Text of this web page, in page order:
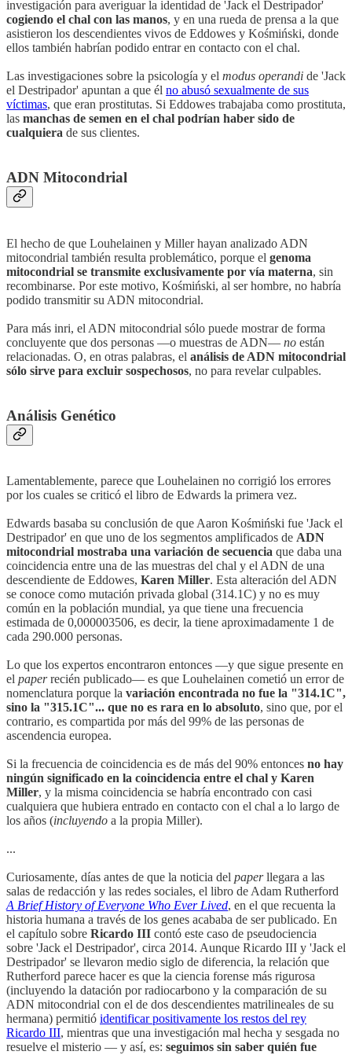
investigación para averiguar la identidad de 'Jack el Destripador'
cogiendo el chal con las manos, y en una rueda de prensa a la que
asistieron los descendientes vivos de Eddowes y Kośmiński, donde
ellos también habrían podido entrar en contacto con el chal.
Las investigaciones sobre la psicología y el modus operandi de 'Jack
el Destripador' apuntan a que él no abusó sexualmente de sus
víctimas, que eran prostitutas. Si Eddowes trabajaba como prostituta,
las manchas de semen en el chal podrían haber sido de
cualquiera de sus clientes.
ADN Mitocondrial
El hecho de que Louhelainen y Miller hayan analizado ADN
mitocondrial también resulta problemático, porque el genoma
mitocondrial se transmite exclusivamente por vía materna, sin
recombinarse. Por este motivo, Kośmiński, al ser hombre, no habría
podido transmitir su ADN mitocondrial.
Para más inri, el ADN mitocondrial sólo puede mostrar de forma
concluyente que dos personas —o muestras de ADN— no están
relacionadas. O, en otras palabras, el análisis de ADN mitocondrial
sólo sirve para excluir sospechosos, no para revelar culpables.
Análisis Genético
Lamentablemente, parece que Louhelainen no corrigió los errores
por los cuales se criticó el libro de Edwards la primera vez.
Edwards basaba su conclusión de que Aaron Kośmiński fue 'Jack el
Destripador' en que uno de los segmentos amplificados de ADN
mitocondrial mostraba una variación de secuencia que daba una
coincidencia entre una de las muestras del chal y el ADN de una
descendiente de Eddowes, Karen Miller. Esta alteración del ADN
se conoce como mutación privada global (314.1C) y no es muy
común en la población mundial, ya que tiene una frecuencia
estimada de 0,000003506, es decir, la tiene aproximadamente 1 de
cada 290.000 personas.
Lo que los expertos encontraron entonces —y que sigue presente en
el paperrecién publicado— es que Louhelainen cometió un error de
nomenclatura porque la variación encontrada no fue la "314.1C",
sino la "315.1C"... que no es rara en lo absoluto, sino que, por el
contrario, es compartida por más del 99% de las personas de
ascendencia europea.
Si la frecuencia de coincidencia es de más del 90% entonces no hay
ningún significado en la coincidencia entre el chal y Karen
Miller, y la misma coincidencia se habría encontrado con casi
cualquiera que hubiera entrado en contacto con el chal a lo largo de
los años (incluyendo a la propia Miller).
...
Curiosamente, días antes de que la noticia del paperllegara a las
salas de redacción y las redes sociales, el libro de Adam Rutherford
A Brief History of Everyone Who Ever Lived, en el que recuenta la
historia humana a través de los genes acababa de ser publicado. En
el capítulo sobre Ricardo III contó este caso de pseudociencia
sobre 'Jack el Destripador', circa 2014. Aunque Ricardo III y 'Jack el
Destripador' se llevaron medio siglo de diferencia, la relación que
Rutherford parece hacer es que la ciencia forense más rigurosa
(incluyendo la datación por radiocarbono y la comparación de su
ADN mitocondrial con el de dos descendientes matrilineales de su
hermana) permitió identificar positivamente los restos del rey
Ricardo III, mientras que una investigación mal hecha y sesgada no
resuelve el misterio — y así, es: seguimos sin saber quién fue